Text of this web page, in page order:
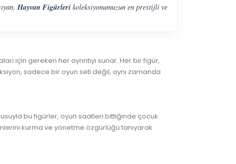
Hayvan Figürlerikoleksiyonumuzun en prestijli ve
için gereken her ayrıntıyı sunar. Her bir figür,
sadece bir oyun seti değil, aynı zamanda
bu figürler, oyun saatleri bittiğinde çocuk
kurma ve yönetme özgürlüğü tanıyarak